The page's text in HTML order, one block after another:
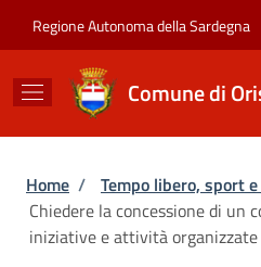
Regione Autonoma della Sardegna
Comune di
Briciole di pane
Home / Tempo libero, sport
Chiedere la concessione di un
iniziative e attività organizzate